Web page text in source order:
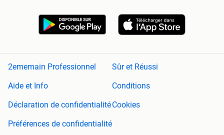
2ememain Professionnel
Sûr et Réussi
Aide et Info
Conditions
Déclaration de confidentialitéCookies
Préférences de confidentialité